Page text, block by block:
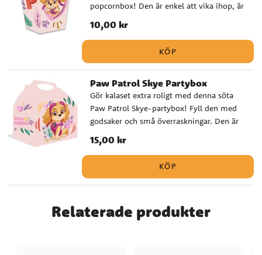
popcornbox! Den är enkel att vika ihop, är
tillverkad av papp och har måtten 12 x 5
cm. Säljs styckvis.
Pris:10,00 kr
10,00 kr
KÖP
Paw Patrol Skye Partybox
Gör kalaset extra roligt med denna söta
Paw Patrol Skye-partybox! Fyll den med
godsaker och små överraskningar. Den är
och har måtten 20 x 16 cm. Säljs styckvis.
Pris:15,00 kr
15,00 kr
KÖP
Relaterade produkter